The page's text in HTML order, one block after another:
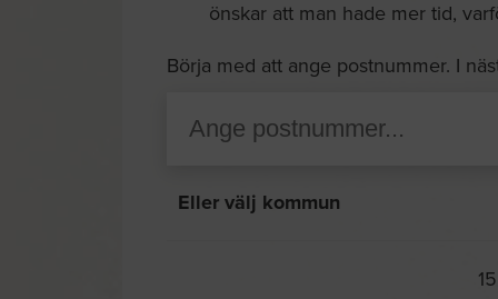
önskar att man hade mer tid,
Börja med att ange postnummer. I
Eller välj kommun